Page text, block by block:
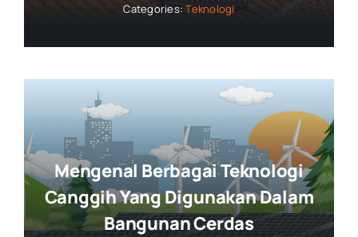
Categories:Teknologi
Mengenal Berbagai Teknologi
Canggih Yang Digunakan Dalam
Bangunan Cerdas